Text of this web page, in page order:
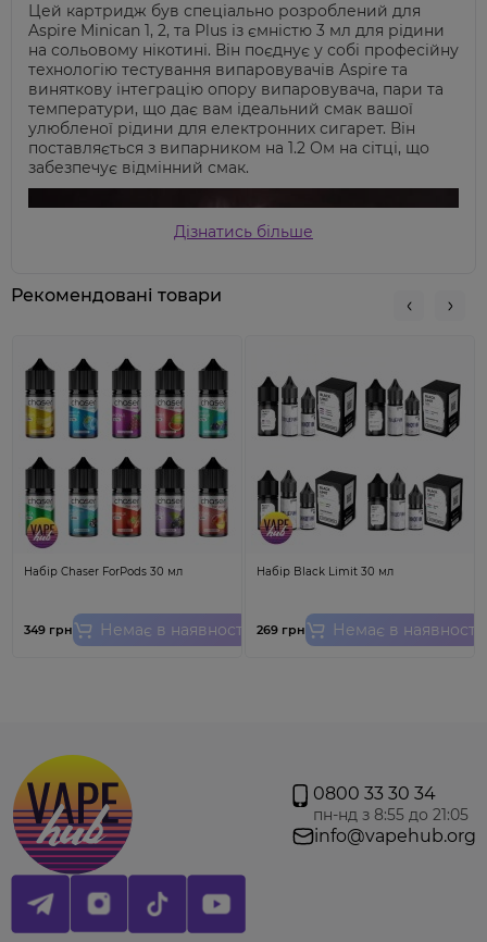
Цей картридж був спеціально розроблений для
Aspire Minican 1, 2, та Plus із ємністю 3 мл для рідини
на сольовому нікотині. Він поєднує у собі професійну
технологію тестування випаровувачів Aspire та
виняткову інтеграцію опору випаровувача, пари та
температури, що дає вам ідеальний смак вашої
улюбленої рідини для електронних сигарет. Він
поставляється з випарником на 1.2 Ом на сітці, що
забезпечує відмінний смак.
Дізнатись більше
Рекомендовані товари
Набір Chaser ForPods 30 мл
349 грн Немає в наявності
Набір Black Limit 30 мл
269 грн Немає в наявності
0800 33 30 34
пн-нд з 8:55 до 21:05
info@vapehub.org